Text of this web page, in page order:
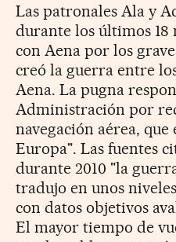
Las patronales Ala y
durante los últimos 18
con Aena por los
creó la guerra entre
Aena. La pugna
Administración por
navegación aérea,
Europa". Las fuentes
durante 2010 "la
tradujo en unos
con datos objetivos
El mayor tiempo de